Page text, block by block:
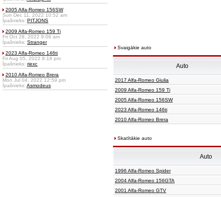
2005 Alfa-Romeo 156SW
Sun Dec 11, 2022 10:52 am
Īpašnieks: PITJONS
2009 Alfa-Romeo 159 Ti
Fri Oct 28, 2022 9:06 am
Īpašnieks: Stranger
2023 Alfa-Romeo 146ti
Fri Aug 05, 2022 8:18 pm
Īpašnieks: riexc
2010 Alfa-Romeo Brera
Mon Jul 04, 2022 12:59 pm
Īpašnieks: Asmodeus
Svaigākie auto
Auto
2017 Alfa-Romeo Giulia
2009 Alfa-Romeo 159 Ti
2005 Alfa-Romeo 156SW
2023 Alfa-Romeo 146ti
2010 Alfa-Romeo Brera
Skatītākie auto
Auto
1996 Alfa-Romeo Spider
2004 Alfa-Romeo 156GTA
2001 Alfa-Romeo GTV